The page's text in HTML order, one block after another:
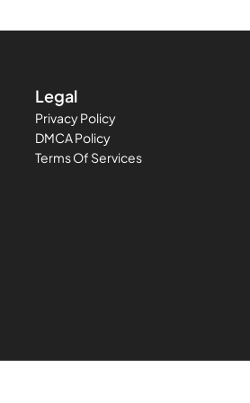
Legal
Privacy Policy
DMCA Policy
Terms Of Services